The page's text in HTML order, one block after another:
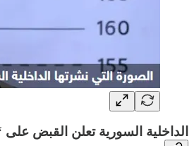
الداخلية السورية تعلن القبض